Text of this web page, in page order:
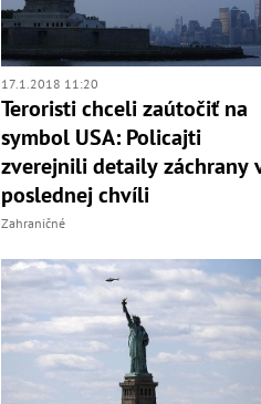
17.1.2018 11:20
Teroristi chceli zaútočiť na
symbol USA: Policajti
zverejnili detaily záchrany
poslednej chvíli
Zahraničné